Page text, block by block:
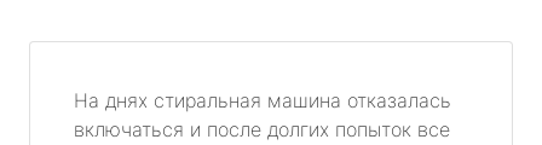
На днях стиральная машина отказалась
включаться и после долгих попыток все